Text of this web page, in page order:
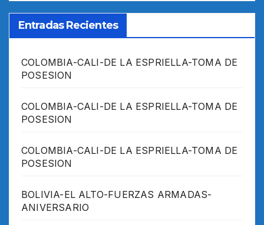
Entradas Recientes
COLOMBIA-CALI-DE LA ESPRIELLA-TOMA DE
POSESION
COLOMBIA-CALI-DE LA ESPRIELLA-TOMA DE
POSESION
COLOMBIA-CALI-DE LA ESPRIELLA-TOMA DE
POSESION
BOLIVIA-EL ALTO-FUERZAS ARMADAS-
ANIVERSARIO